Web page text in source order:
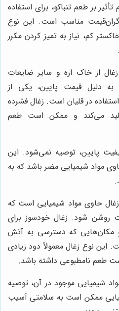
بر طعم تنباکو، برای استفاده
مناسب است. این نوع
کم، نیاز به تمیز کردن مکرر
از خاک اره و سایر ضایعات
دلیل قیمت پایین، یکی از
استفاده در قلیان است. زغال فشرده
می‌کند و ممکن است طعم
پایین، توصیه نمی‌شود. این
مواد شیمیایی مضر باشد که به
حاوی مواد شیمیایی است که
شود. زغال خودسوز برای
و مکان‌هایی که دسترسی به آتش
این نوع زغال معمولاً دود زیادی
طعم نامطبوعی داشته باشد.
شیمیایی موجود در آن، توصیه
ممکن است به سلامتی آسیب